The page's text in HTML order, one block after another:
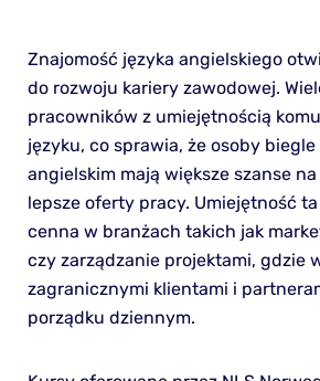
Znajomość języka angielskiego
do rozwoju kariery zawodowej.
pracowników z umiejętnością
języku, co sprawia, że osoby biegle
angielskim mają większe szanse
lepsze oferty pracy. Umiejętność
cenna w branżach takich jak
czy zarządzanie projektami, gdzie
zagranicznymi klientami i
porządku dziennym.